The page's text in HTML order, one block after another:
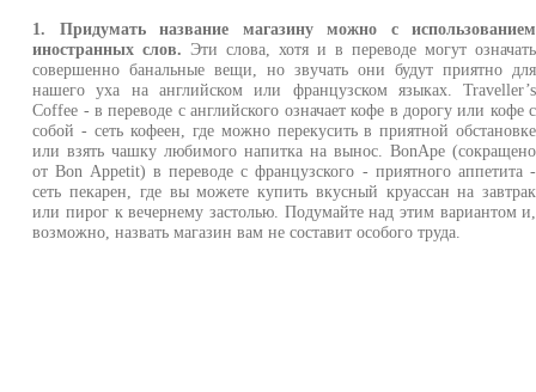
1. Придумать название магазину можно с использованием
иностранных слов. Эти слова, хотя и в переводе могут означать
совершенно банальные вещи, но звучать они будут приятно для
нашего уха на английском или французском языках. Traveller’s
Coffee - в переводе с английского означает кофе в дорогу или кофе с
собой - сеть кофеен, где можно перекусить в приятной обстановке
или взять чашку любимого напитка на вынос. BonApe (сокращено
от Bon Appetit) в переводе с французского - приятного аппетита -
сеть пекарен, где вы можете купить вкусный круассан на завтрак
или пирог к вечернему застолью. Подумайте над этим вариантом и,
возможно, назвать магазин вам не составит особого труда.